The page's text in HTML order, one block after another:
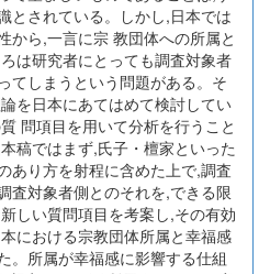
とされている。しかし,日本では
から,一言に宗 教団体への所属と
は研究者にとっても調査対象者
てしまうという問題がある。そ
を日本にあてはめて検討してい
問項目を用いて分析を行うこと
稿ではまず,氏子・檀家といった
あり方を射程に含めた上で,調査
査対象者側とのそれを,できる限
しい質問項目を考案し,その有効
における宗教団体所属と幸福感
。所属が幸福感に影響する仕組